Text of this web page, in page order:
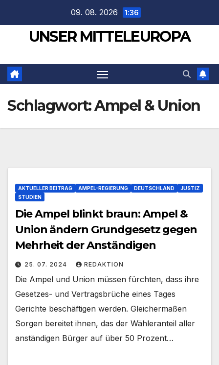
springen
09. 08. 2026 1:36
UNSER MITTELEUROPA
Schlagwort:Ampel & Union
AKTUELLER BEITRAG AMPEL-REGIERUNG DEUTSCHLAND
JUSTIZ
STUDIEN
Die Ampel blinkt braun: Ampel &
Union ändern Grundgesetz gegen
Mehrheit der Anständigen
25. 07. 2024 REDAKTION
Die Ampel und Union müssen fürchten, dass ihre
Gesetzes- und Vertragsbrüche eines Tages
Gerichte beschäftigen werden. Gleichermaßen
Sorgen bereitet ihnen, das der Wähleranteil aller
anständigen Bürger auf über 50 Prozent…